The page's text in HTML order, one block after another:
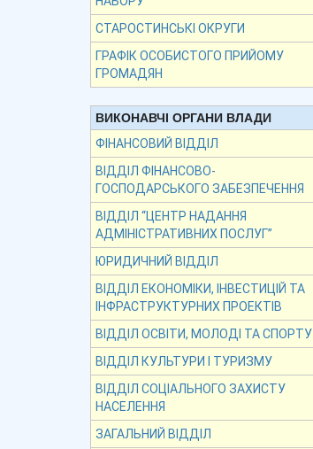
СТАРОСТИНСЬКІ ОКРУГИ
ГРАФІК ОСОБИСТОГО ПРИЙОМУ
ГРОМАДЯН
ВИКОНАВЧІ ОРГАНИ ВЛАДИ
ФІНАНСОВИЙ ВІДДІЛ
ВІДДІЛ ФІНАНСОВО-
ГОСПОДАРСЬКОГО ЗАБЕЗПЕЧЕННЯ
ВІДДІЛ “ЦЕНТР НАДАННЯ
АДМІНІСТРАТИВНИХ ПОСЛУГ”
ЮРИДИЧНИЙ ВІДДІЛ
ВІДДІЛ ЕКОНОМІКИ, ІНВЕСТИЦІЙ ТА
ІНФРАСТРУКТУРНИХ ПРОЕКТІВ
ВІДДІЛ ОСВІТИ, МОЛОДІ ТА СПОРТУ
ВІДДІЛ КУЛЬТУРИ І ТУРИЗМУ
ВІДДІЛ СОЦІАЛЬНОГО ЗАХИСТУ
НАСЕЛЕННЯ
ЗАГАЛЬНИЙ ВІДДІЛ